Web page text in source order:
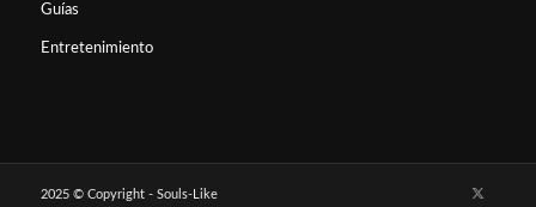
Guías
Entretenimiento
2025 © Copyright - Souls-Like